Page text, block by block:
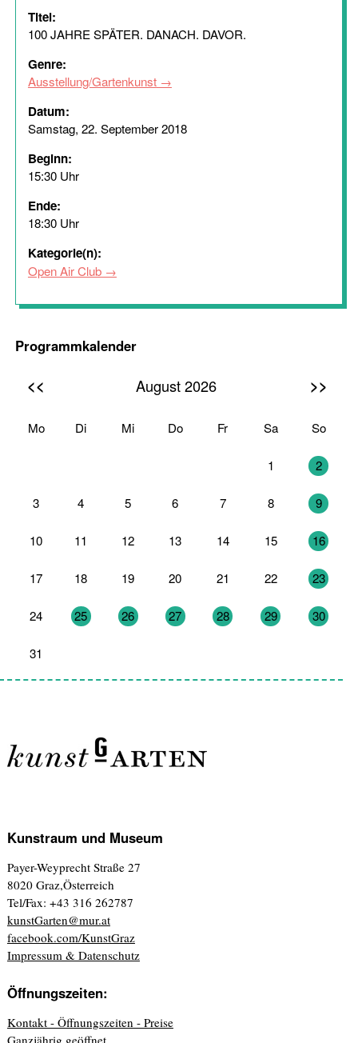
Titel:
100 JAHRE SPÄTER. DANACH. DAVOR.
Genre:
Ausstellung/Gartenkunst
Datum:
Samstag, 22. September 2018
Beginn:
15:30 Uhr
Ende:
18:30 Uhr
Kategorie(n):
Open Air Club
Programmkalender
<< August 2026 >>
Mo Di Mi Do Fr Sa So
1 2
3 4 5 6 7 8 9
10 11 12 13 14 15 16
17 18 19 20 21 22 23
24 25 26 27 28 29 30
31
Kunstraum und Museum
Payer-Weyprecht Straße 27
8020 Graz,Österreich
Tel/Fax: +43 316 262787
kunstGarten@mur.at
facebook.com/KunstGraz
Impressum & Datenschutz
Öffnungszeiten:
Kontakt - Öffnungszeiten - Preise